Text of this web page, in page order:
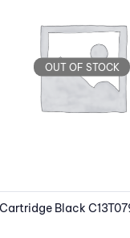
OUT OF STOCK
Light Cyan